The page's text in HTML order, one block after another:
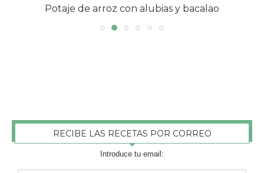
Potaje de arroz con alubias y bacalao
RECIBE LAS RECETAS POR CORREO
Introduce tu email: